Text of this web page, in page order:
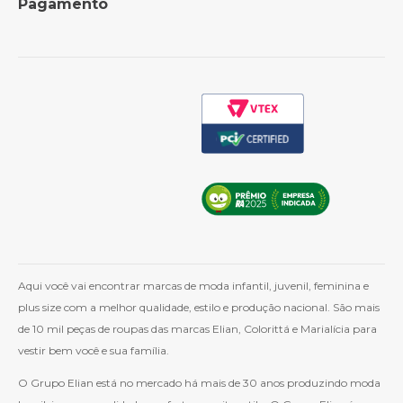
Política de Frete
Como Comprar
Pagamento
Aqui você vai encontrar marcas de moda infantil, juvenil, feminina e
plus size com a melhor qualidade, estilo e produção nacional. São mais
de 10 mil peças de roupas das marcas Elian, Colorittá e Marialícia para
vestir bem você e sua família.
O Grupo Elian está no mercado há mais de 30 anos produzindo moda